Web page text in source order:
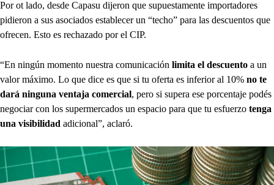
Por ot lado, desde Capasu dijeron que supuestamente importadores
pidieron a sus asociados establecer un “techo” para las descuentos que
ofrecen. Esto es rechazado por el CIP.
“En ningún momento nuestra comunicación limita el descuento a un
valor máximo. Lo que dice es que si tu oferta es inferior al 10% no te
dará ninguna ventaja comercial, pero si supera ese porcentaje podés
negociar con los supermercados un espacio para que tu esfuerzo tenga
una visibilidad adicional”, aclaró.